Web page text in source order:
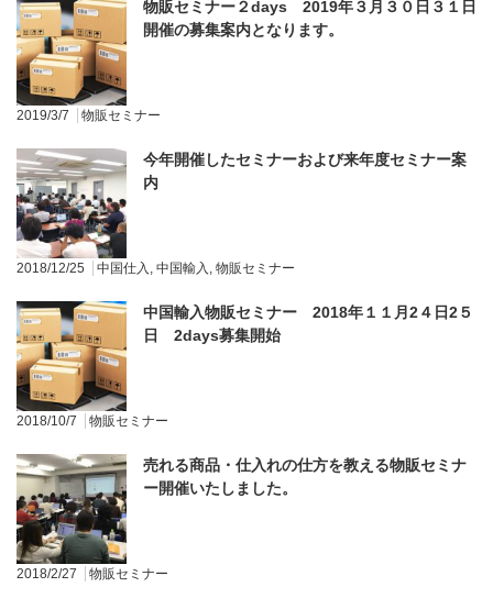
物販セミナー２days 2019年３月３０日３１日
開催の募集案内となります。
2019/3/7 物販セミナー
今年開催したセミナーおよび来年度セミナー案
内
2018/12/25 中国仕入 , 中国輸入 , 物販セミナー
中国輸入物販セミナー 2018年１１月2４日2５
日 2days募集開始
2018/10/7 物販セミナー
売れる商品・仕入れの仕方を教える物販セミナ
ー開催いたしました。
2018/2/27 物販セミナー